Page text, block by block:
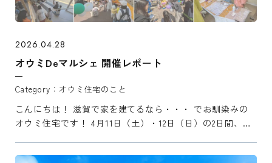
2026.04.28
オウミDeマルシェ 開催レポート
オウミ住宅のこと
こんにちは！ 滋賀で家を建てるなら・・・ でお馴染みの
オウミ住宅です！ 4月11日（土）・12日（日）の2日間、オ